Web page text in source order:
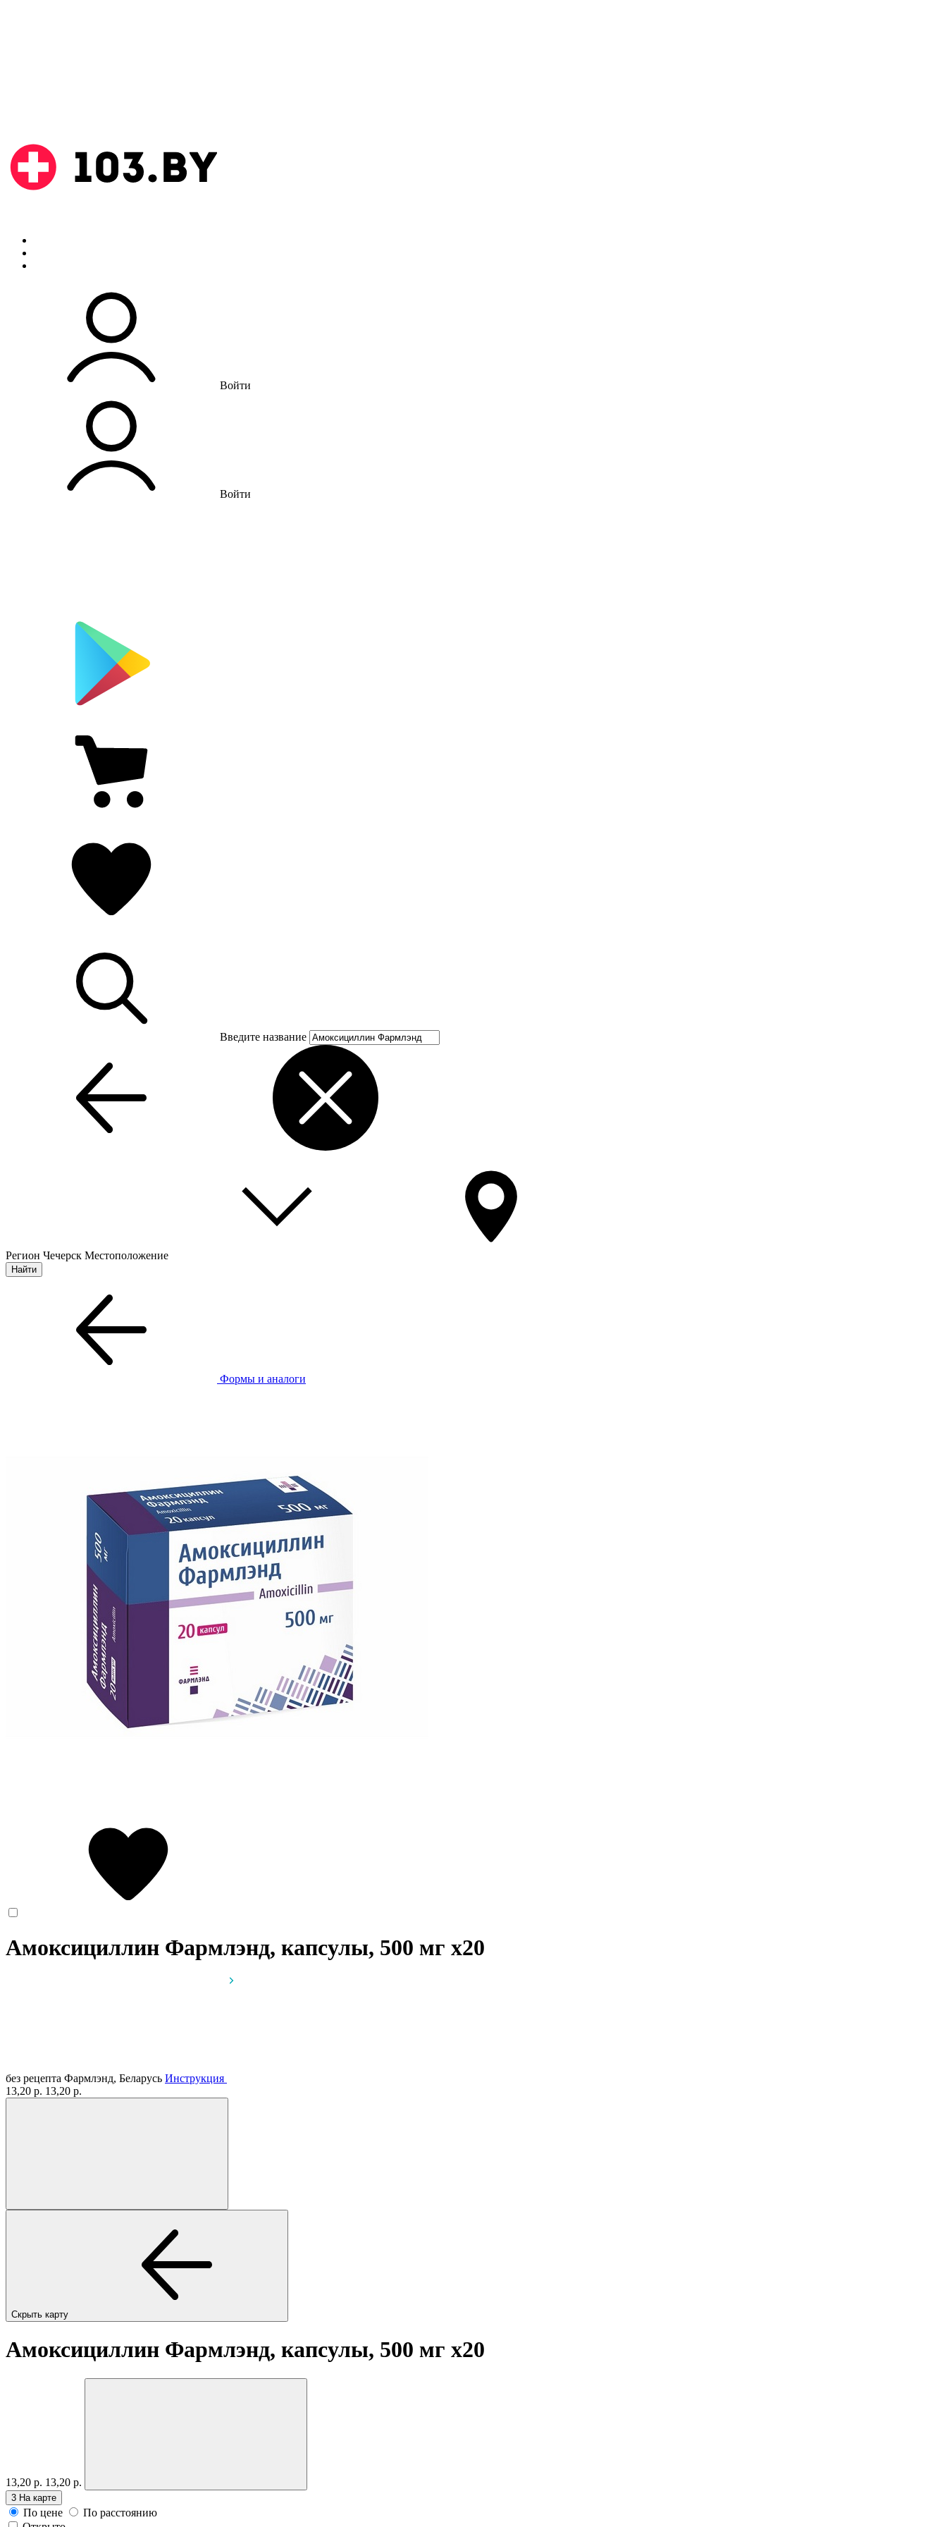
Войти
Войти
Введите название
Регион Чечерск Местоположение
Формы и аналоги
Амоксициллин Фармлэнд, капсулы, 500 мг x20
без рецепта Фармлэнд, Беларусь Инструкция
13,20 р. 13,20 р.
Скрыть карту
Амоксициллин Фармлэнд, капсулы, 500 мг x20
13,20 р. 13,20 р.
3 На карте
По цене
По расстоянию